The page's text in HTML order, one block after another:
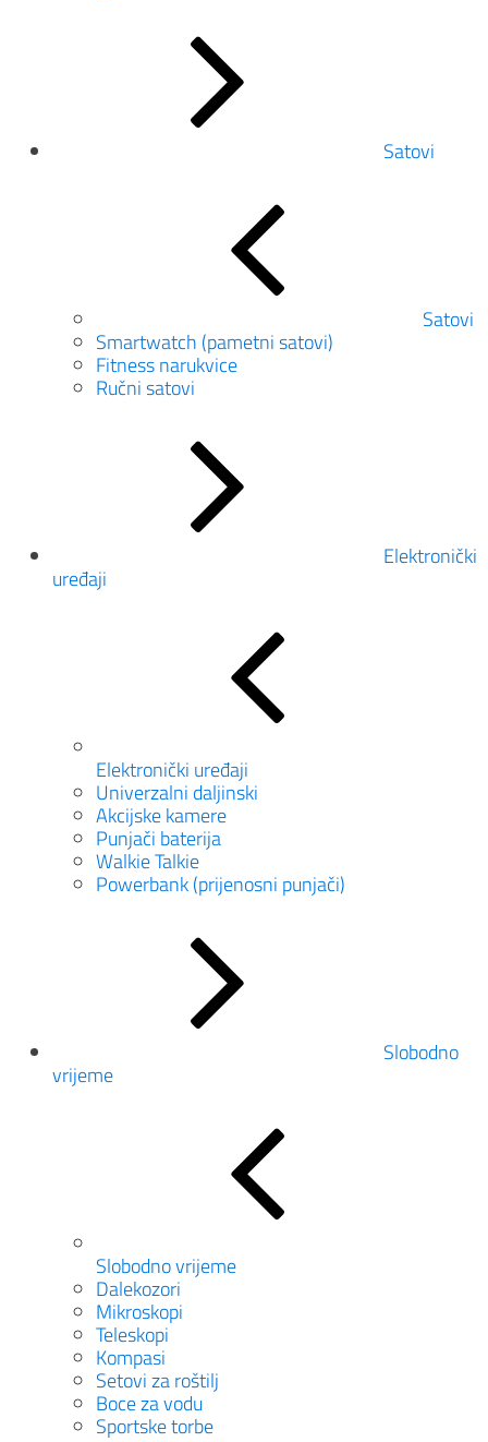
Satovi
Satovi
Smartwatch (pametni satovi)
Fitness narukvice
Ručni satovi
Elektronički
uređaji
Elektronički uređaji
Univerzalni daljinski
Akcijske kamere
Punjači baterija
Walkie Talkie
Powerbank (prijenosni punjači)
Slobodno
vrijeme
Slobodno vrijeme
Dalekozori
Mikroskopi
Teleskopi
Kompasi
Setovi za roštilj
Boce za vodu
Sportske torbe